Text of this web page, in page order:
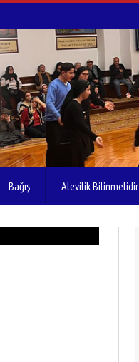
Bağış Alevilik Bilinmelidir